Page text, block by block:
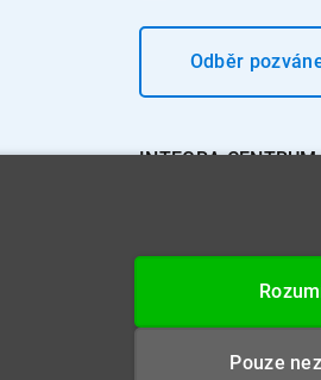
Odběr
INTEGRA
DIČ: CZ26234203
Pouze